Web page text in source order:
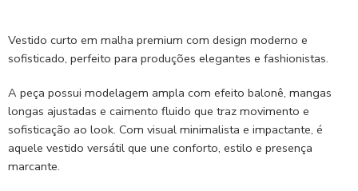
Vestido curto em malha premium com design moderno e
sofisticado, perfeito para produções elegantes e fashionistas.
A peça possui modelagem ampla com efeito balonê, mangas
longas ajustadas e caimento fluido que traz movimento e
sofisticação ao look. Com visual minimalista e impactante, é
aquele vestido versátil que une conforto, estilo e presença
marcante.